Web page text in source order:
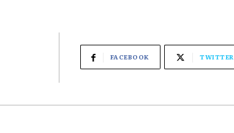
FACEBOOK TWITTER